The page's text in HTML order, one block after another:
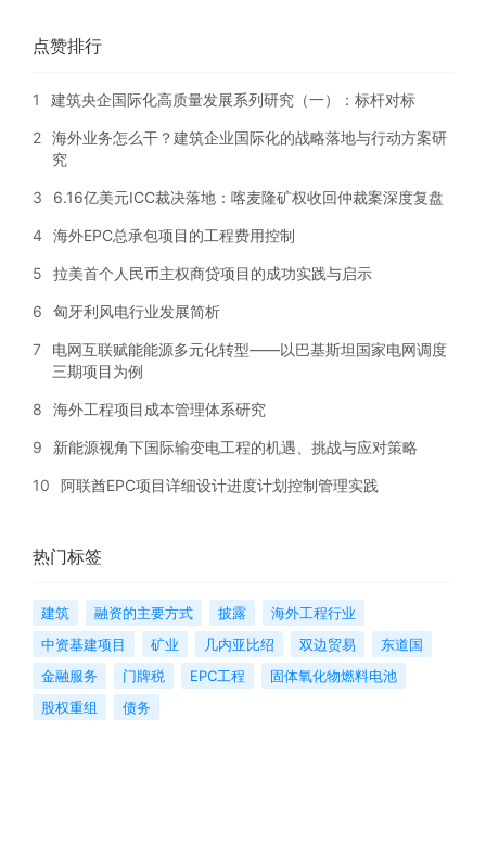
点赞排行
1 建筑央企国际化高质量发展系列研究（一）：标杆对标
2 海外业务怎么干？建筑企业国际化的战略落地与行动方案研
究
3 6.16亿美元ICC裁决落地：喀麦隆矿权收回仲裁案深度复盘
4 海外EPC总承包项目的工程费用控制
5 拉美首个人民币主权商贷项目的成功实践与启示
6 匈牙利风电行业发展简析
7
电网互联赋能能源多元化转型——以巴基斯坦国家电网调度
三期项目为例
8 海外工程项目成本管理体系研究
9 新能源视角下国际输变电工程的机遇、挑战与应对策略
10 阿联酋EPC项目详细设计进度计划控制管理实践
热门标签
建筑 融资的主要方式 披露
海外工程行业
中资基建项目
矿业 几内亚比绍 双边贸易
东道国
金融服务
门牌税 EPC工程
固体氧化物燃料电池
股权重组
债务